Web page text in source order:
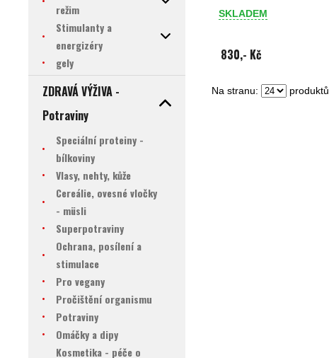
režim
Stimulanty a
energizéry
gely
ZDRAVÁ VÝŽIVA -
Potraviny
Speciální proteiny -
bílkoviny
Vlasy, nehty, kůže
Cereálie, ovesné vločky
- müsli
Superpotraviny
Ochrana, posílení a
stimulace
Pro vegany
Pročištění organismu
Potraviny
Omáčky a dipy
Kosmetika - péče o
SKLADEM
830,- Kč
Na stranu: produktů.